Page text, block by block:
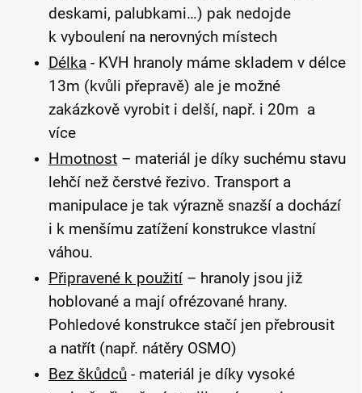
deskami, palubkami…) pak nedojde
k vyboulení na nerovných místech
Délka - KVH hranoly máme skladem v délce
13m (kvůli přepravě) ale je možné
zakázkově vyrobit i delší, např. i 20m a
více
Hmotnost – materiál je díky suchému stavu
lehčí než čerstvé řezivo. Transport a
manipulace je tak výrazně snazší a dochází
i k menšímu zatížení konstrukce vlastní
váhou.
Připravené k použití – hranoly jsou již
hoblované a mají ofrézované hrany.
Pohledové konstrukce stačí jen přebrousit
a natřít (např. nátěry OSMO)
Bez škůdců - materiál je díky vysoké